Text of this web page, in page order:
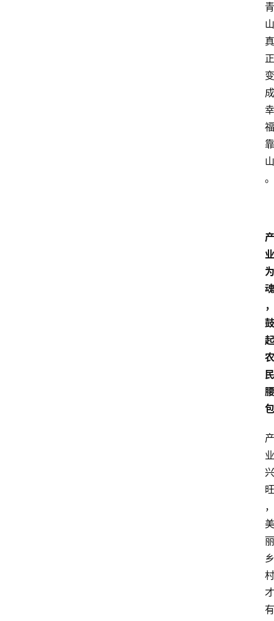
青
山
真
正
变
成
幸
福
靠
山
。
产
业
为
魂
，
鼓
起
农
民
腰
包
产
业
兴
旺
，
美
丽
乡
村
才
有